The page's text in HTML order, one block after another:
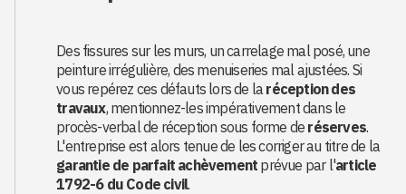
Des fissures sur les murs, un carrelage mal posé, une
peinture irrégulière, des menuiseries mal ajustées. Si
vous repérez ces défauts lors de laréception des
travaux, mentionnez-les impérativement dans le
procès-verbal de réception sous forme de réserves.
L'entreprise est alors tenue de les corriger au titre de la
garantie de parfait achèvement prévue par l'article
1792-6 du Code civil.